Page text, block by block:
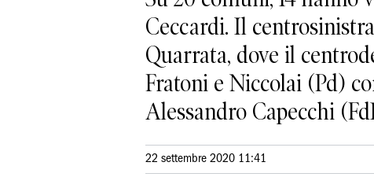
Ceccardi. Il
Quarrata, dove il
Fratoni e Niccolai (Pd)
Alessandro Capecchi
22 settembre 2020 11:41